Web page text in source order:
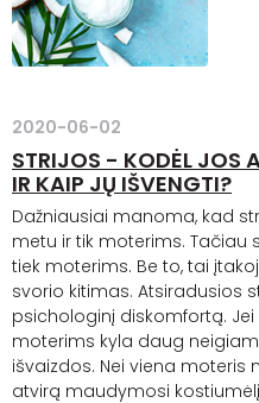
2020-06-02
STRIJOS - KODĖL JOS
IR KAIP JŲ IŠVENGTI?
Dažniausiai manoma, kad
metu ir tik moterims. Tačiau
tiek moterims. Be to, tai
svorio kitimas. Atsiradusios
psichologinį diskomfortą. Jei
moterims kyla daug
išvaizdos. Nei viena moteris
atvirą maudymosi